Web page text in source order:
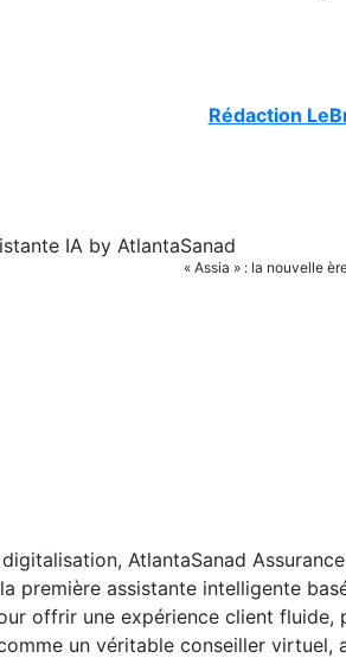
Rédaction
« Assia » : la nouvelle
AtlantaSanad
première assistante intelligente
offrir une expérience client
un véritable conseiller virtuel,